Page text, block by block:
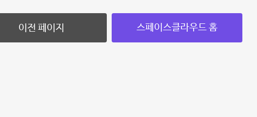
이전 페이지 스페이스클라우드 홈